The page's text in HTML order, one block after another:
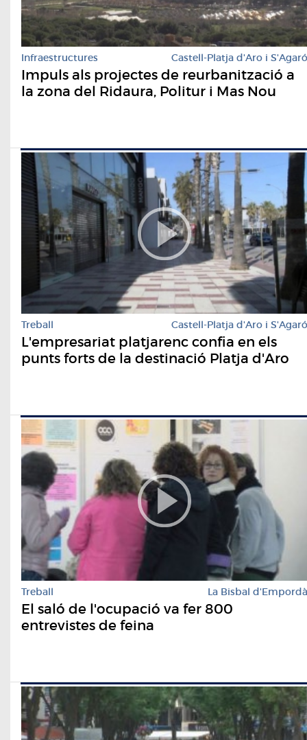
Infraestructures Castell-Platja d'Aro i S'Agaró
Impuls als projectes de reurbanització a
la zona del Ridaura, Politur i Mas Nou
Treball Castell-Platja d'Aro i S'Agaró
L'empresariat platjarenc confia en els
punts forts de la destinació Platja d'Aro
Treball La Bisbal d'Empordà
El saló de l'ocupació va fer 800
entrevistes de feina